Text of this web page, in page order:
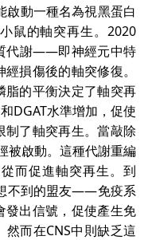
啟動一種名為視黑蛋白
鼠的軸突再生。2020
代謝——即神經元中特
損傷後的軸突修復。
脂的平衡決定了軸突再
DGAT水準增加，促使
了軸突再生。當敲除
被啟動。這種代謝重編
而促進軸突再生。到
不到的盟友——免疫系
發出信號，促使產生免
而在CNS中則缺乏這